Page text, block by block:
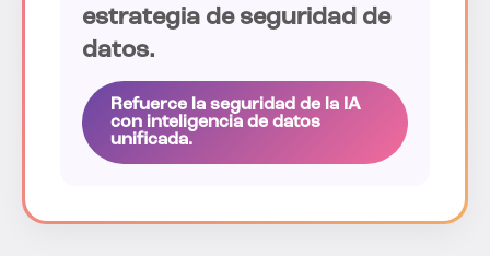
estrategia de seguridad de
datos.
Refuerce la seguridad de la IA
con inteligencia de datos
unificada.